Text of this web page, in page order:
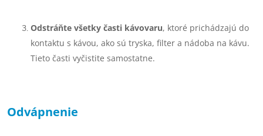
Odstráňte všetky časti kávovaru, ktoré prichádzajú do
kontaktu s kávou, ako sú tryska, filter a nádoba na kávu.
Tieto časti vyčistite samostatne.
Odvápnenie